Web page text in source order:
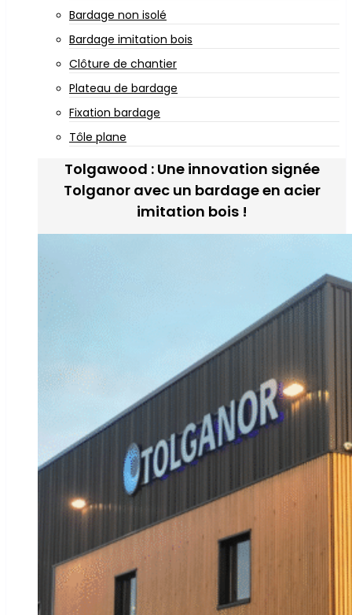
Bardage non isolé
Bardage imitation bois
Clôture de chantier
Plateau de bardage
Fixation bardage
Tôle plane
Tolgawood : Une innovation signée
Tolganor avec un bardage en acier
imitation bois !